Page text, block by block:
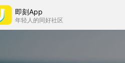
即刻App
年轻人的同好社区